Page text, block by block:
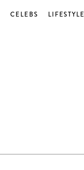
CELEBS LIFESTYLE